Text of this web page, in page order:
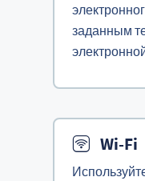
заданным
Wi-Fi